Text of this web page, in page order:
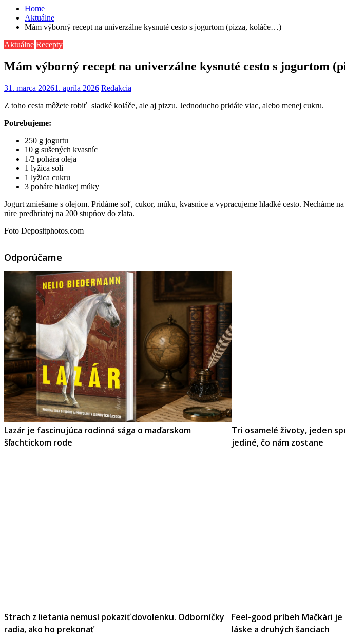
Home
Aktuálne
Mám výborný recept na univerzálne kysnuté cesto s jogurtom (pizza, koláče…)
Aktuálne Recepty
Mám výborný recept na univerzálne kysnuté cesto s jogurtom
31. marca 20261. apríla 2026 Redakcia
Z toho cesta môžete robiť sladké koláče, ale aj pizzu. Jednoducho pridáte viac, alebo menej cukru.
Potrebujeme:
250 g jogurtu
10 g sušených kvasníc
1/2 pohára oleja
1 lyžica soli
1 lyžica cukru
3 poháre hladkej múky
Jogurt zmiešame s olejom. Pridáme soľ, cukor, múku, kvasnice a vypracujeme hladké cesto.
rúre predhriatej na 200 stupňov do zlata.
Foto Depositphotos.com
Odporúčame
Lazár je fascinujúca rodinná sága o maďarskom
šľachtickom rode
Tri osamelé životy, jeden
jediné, čo nám zostane
Strach z lietania nemusí pokaziť dovolenku. Odborníčky
radia, ako ho prekonať
Feel-good príbeh Mačkári
láske a druhých šanciach